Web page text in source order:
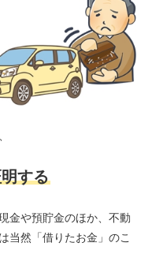
する
金や預貯金のほか、不動
当然「借りたお金」のこ